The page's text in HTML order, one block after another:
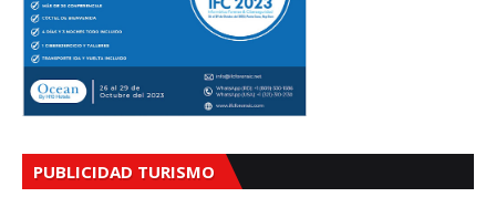
PUBLICIDAD TURISMO